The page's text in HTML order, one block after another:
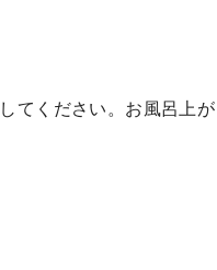
てください。お風呂上が